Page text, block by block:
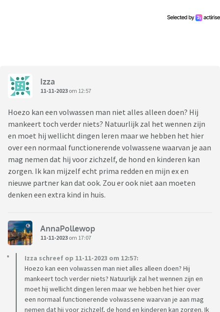
hij zich gevangen voelt in zijn leven (werk, gezin en relatie)
klinkt voor mij alsof hij vooral erg met zichzelf in de knoop
zit, en denkt dat weglopen en een huis voor zichzelf hebben
alles gaat oplossen. Ik ben alleen bang dat zelfs als dat zo is,
hij dat niet van mij zal aannemen, en zeker niet nu..
heeft iemand tips hoe hiermee om te gaan, of ervaringen
met soortgelijke situaties? Ik ben even helemaal de kluts
Izza
11-11-2023 om 12:57
Hoezo kan een volwassen man niet alles alleen doen? Hij
mankeert toch verder niets? Natuurlijk zal het wennen zijn
en moet hij wellicht dingen leren maar we hebben het hier
over een normaal functionerende volwassene waarvan je aan
mag nemen dat hij voor zichzelf, de hond en kinderen kan
zorgen. Ik kan mijzelf echt prima redden en mijn ex en
nieuwe partner kan dat ook. Zou er ook niet aan moeten
denken een extra kind in huis.
AnnaPollewop
11-11-2023 om 17:07
Izza schreef op 11-11-2023 om 12:57:
Hoezo kan een volwassen man niet alles alleen doen? Hij
mankeert toch verder niets? Natuurlijk zal het wennen zijn en
moet hij wellicht dingen leren maar we hebben het hier over
een normaal functionerende volwassene waarvan je aan mag
nemen dat hij voor zichzelf, de hond en kinderen kan zorgen. Ik